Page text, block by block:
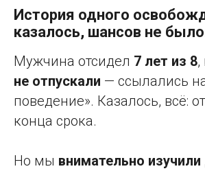
История одного
казалось, шансов не
Мужчина отсидел 7 лет из 8,
не отпускали — ссылались
поведение». Казалось, всё:
конца срока.
Но мы внимательно